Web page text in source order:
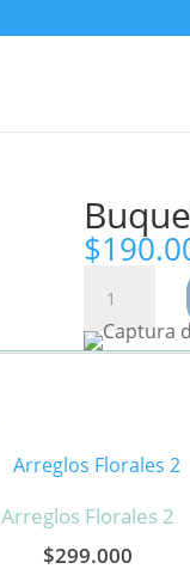
$
con
girasoles
cantidad
Arreglos Florales 2
$299.000